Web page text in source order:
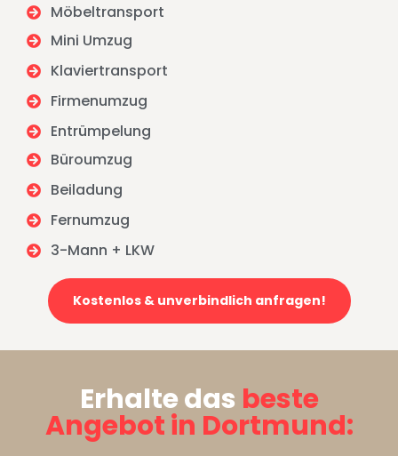
Möbeltransport
Mini Umzug
Klaviertransport
Firmenumzug
Entrümpelung
Büroumzug
Beiladung
Fernumzug
3-Mann + LKW
Kostenlos & unverbindlich anfragen!
Erhalte das beste
Angebot in Dortmund: